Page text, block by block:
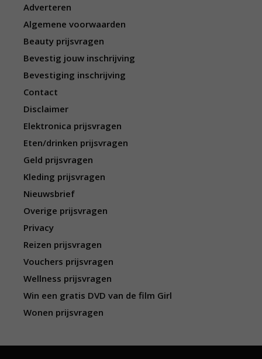
Adverteren
Algemene voorwaarden
Beauty prijsvragen
Bevestig jouw inschrijving
Bevestiging inschrijving
Contact
Disclaimer
Elektronica prijsvragen
Eten/drinken prijsvragen
Geld prijsvragen
Kleding prijsvragen
Nieuwsbrief
Overige prijsvragen
Privacy
Reizen prijsvragen
Vouchers prijsvragen
Wellness prijsvragen
Win een gratis DVD van de film Girl
Wonen prijsvragen